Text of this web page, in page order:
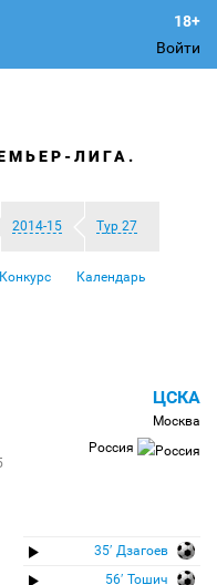
Войти
ЛИГА.
2014-15 Тур 27
Конкурс Календарь
ЦСКА
Москва
Россия
35′ Дзагоев
56′ Тошич